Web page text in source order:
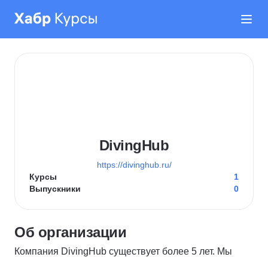
DivingHub
https://divinghub.ru/
Курсы
1
Выпускники
0
Об организации
Компания DivingHub существует более 5 лет. Мы